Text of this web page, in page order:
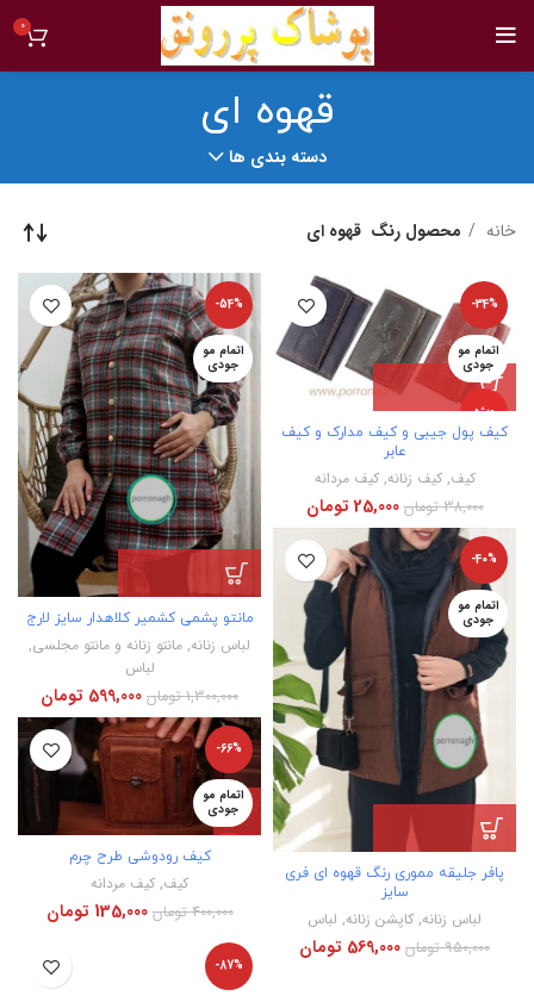
0
قهوه ای
دسته بندی ها
خانه محصول رنگ قهوه ای
-34%
اتمام مو
جودی
ویژه
کیف پول جیبی و کیف مدارک و کیف
عابر
کیف,کیف زنانه,کیف مردانه
38,000 تومان 25,000 تومان
-54%
اتمام مو
جودی
مانتو پشمی کشمیر کلاهدار سایز لارج
لباس زنانه, مانتو زنانه و مانتو مجلسی,
لباس
1,300,000 تومان 599,000 تومان
-40%
اتمام مو
جودی
پافر جلیقه مموری رنگ قهوه ای فری
سایز
لباس زنانه, کاپشن زنانه, لباس
950,000 تومان 569,000 تومان
-66%
اتمام مو
جودی
کیف رودوشی طرح چرم
کیف, کیف مردانه
400,000 تومان 135,000 تومان
-87%